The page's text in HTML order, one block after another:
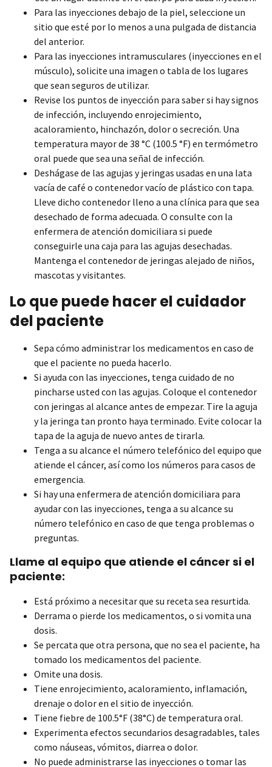
Para las inyecciones debajo de la piel, seleccione un
sitio que esté por lo menos a una pulgada de distancia
del anterior.
Para las inyecciones intramusculares (inyecciones en el
músculo), solicite una imagen o tabla de los lugares
que sean seguros de utilizar.
Revise los puntos de inyección para saber si hay signos
de infección, incluyendo enrojecimiento,
acaloramiento, hinchazón, dolor o secreción. Una
temperatura mayor de 38 °C (100.5 °F) en termómetro
oral puede que sea una señal de infección.
Deshágase de las agujas y jeringas usadas en una lata
vacía de café o contenedor vacío de plástico con tapa.
Lleve dicho contenedor lleno a una clínica para que sea
desechado de forma adecuada. O consulte con la
enfermera de atención domiciliara si puede
conseguirle una caja para las agujas desechadas.
Mantenga el contenedor de jeringas alejado de niños,
mascotas y visitantes.
Lo que puede hacer el cuidador
del paciente
Sepa cómo administrar los medicamentos en caso de
que el paciente no pueda hacerlo.
Si ayuda con las inyecciones, tenga cuidado de no
pincharse usted con las agujas. Coloque el contenedor
con jeringas al alcance antes de empezar. Tire la aguja
y la jeringa tan pronto haya terminado. Evite colocar la
tapa de la aguja de nuevo antes de tirarla.
Tenga a su alcance el número telefónico del equipo que
atiende el cáncer, así como los números para casos de
emergencia.
Si hay una enfermera de atención domiciliara para
ayudar con las inyecciones, tenga a su alcance su
número telefónico en caso de que tenga problemas o
preguntas.
Llame al equipo que atiende el cáncer si el
paciente:
Está próximo a necesitar que su receta sea resurtida.
Derrama o pierde los medicamentos, o si vomita una
dosis.
Se percata que otra persona, que no sea el paciente, ha
tomado los medicamentos del paciente.
Omite una dosis.
Tiene enrojecimiento, acaloramiento, inflamación,
drenaje o dolor en el sitio de inyección.
Tiene fiebre de 100.5°F (38°C) de temperatura oral.
Experimenta efectos secundarios desagradables, tales
como náuseas, vómitos, diarrea o dolor.
No puede administrarse las inyecciones o tomar las